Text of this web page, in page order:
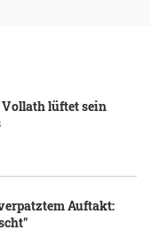
lüftet sein
Auftakt: